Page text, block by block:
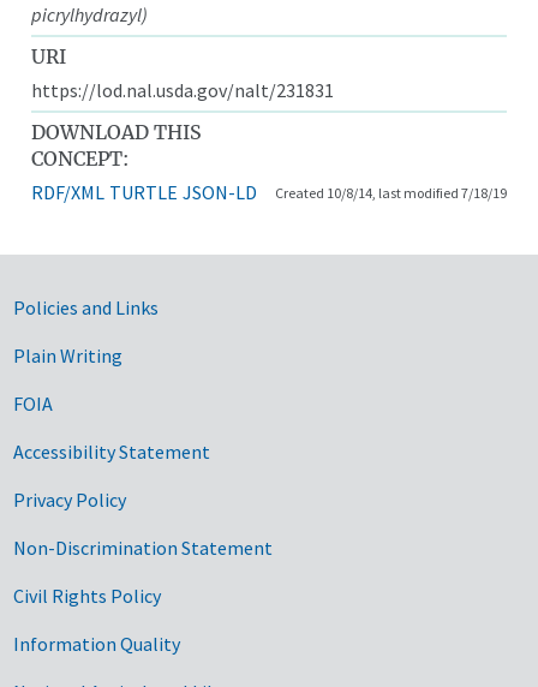
picrylhydrazyl)
URI
https://lod.nal.usda.gov/nalt/231831
DOWNLOAD THIS
CONCEPT:
RDF/XML TURTLE JSON-LD Created 10/8/14, last modified 7/18/19
Government Links
Policies and Links
Plain Writing
FOIA
Accessibility Statement
Privacy Policy
Non-Discrimination Statement
Civil Rights Policy
Information Quality